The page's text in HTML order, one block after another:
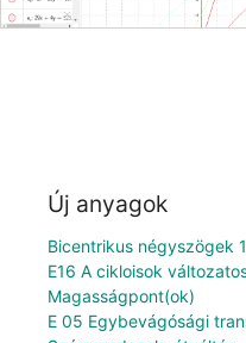
Új anyagok
Bicentrikus négyszögek
E16 A cikloisok
Magasságpont(ok)
E 05 Egybevágósági